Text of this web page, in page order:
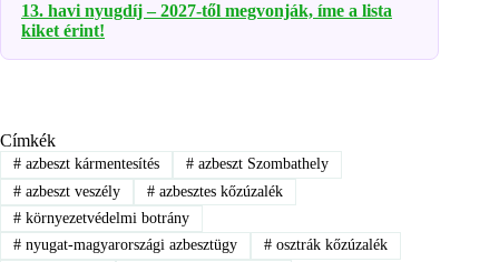
13. havi nyugdíj – 2027-től megvonják, íme a lista
kiket érint!
Címkék
#azbeszt kármentesítés #azbeszt Szombathely
#azbeszt veszély #azbesztes kőzúzalék
#környezetvédelmi botrány
#nyugat-magyarországi azbesztügy #osztrák kőzúzalék